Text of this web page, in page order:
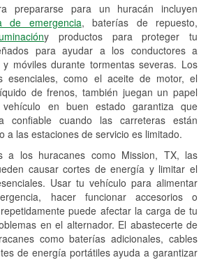
prepararse para un huracán incluyen
de emergencia, baterías de repuesto,
y productos para proteger tu
para ayudar a los conductores a
móviles durante tormentas severas. Los
esenciales, como el aceite de motor, el
de frenos, también juegan un papel
en buen estado garantiza que
confiable cuando las carreteras están
a las estaciones de servicio es limitado.
a los huracanes como Mission, TX, las
causar cortes de energía y limitar el
Usar tu vehículo para alimentar
hacer funcionar accesorios o
puede afectar la carga de tu
en el alternador. El abastecerte de
como baterías adicionales, cables
de energía portátiles ayuda a garantizar
de baterías y aceite
de bombillas de faros
de limpiaparabrisas
de Préstamo de
de pinturas
de tambores y discos de
Supplies
Supplies